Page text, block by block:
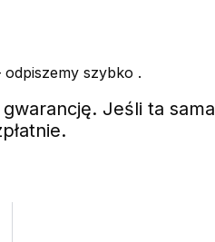
odpiszemy szybko .
Jeśli ta